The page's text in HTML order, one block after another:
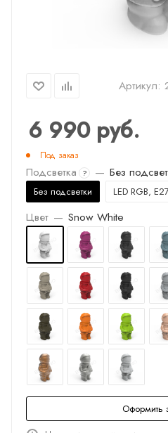
Артикул:
6 990руб.
Под заказ
Подсветка ? — Без
Без подсветки LED RGB,
Цвет — Snow White
Оформить